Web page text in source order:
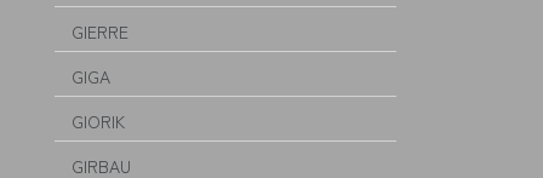
GIERRE
GIGA
GIORIK
GIRBAU